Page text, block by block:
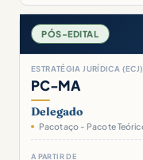
PÓS-EDITAL
ESTRATÉGIA JURÍDICA (ECJ)
PC-MA
Delegado
Pacotaço - Pacote
A PARTIR DE